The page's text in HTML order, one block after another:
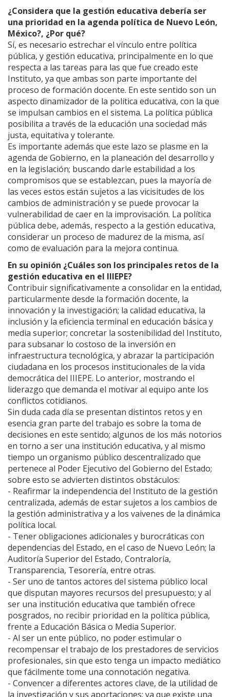
¿Considera que la gestión educativa debería ser
una prioridad en la agenda política de Nuevo León,
México?, ¿Por qué?
Sí, es necesario estrechar el vínculo entre política
pública, y gestión educativa, principalmente en lo que
respecta a las tareas para las que fue creado este
Instituto, ya que ambas son parte importante del
proceso de formación docente. En este sentido son un
aspecto dinamizador de la política educativa, con la que
se impulsan cambios en el sistema. La política pública
posibilita a través de la educación una sociedad más
justa, equitativa y tolerante.
Es importante además que este lazo se plasme en la
agenda de Gobierno, en la planeación del desarrollo y
en la legislación; buscando darle estabilidad a los
compromisos que se establezcan, pues la mayoría de
las veces estos están sujetos a las vicisitudes de los
cambios de administración y se puede provocar la
vulnerabilidad de caer en la improvisación. La política
pública debe, además, respecto a la gestión educativa,
considerar un proceso de madurez de la misma, así
como de evaluación para la mejora continua.
En su opinión ¿Cuáles son los principales retos de la
gestión educativa en el IIIEPE?
Contribuir significativamente a consolidar en la entidad,
particularmente desde la formación docente, la
innovación y la investigación; la calidad educativa, la
inclusión y la eficiencia terminal en educación básica y
media superior; concretar la sostenibilidad del Instituto,
para subsanar lo costoso de la inversión en
infraestructura tecnológica, y abrazar la participación
ciudadana en los procesos institucionales de la vida
democrática del IIIEPE. Lo anterior, mostrando el
liderazgo que demanda el motivar al equipo ante los
conflictos cotidianos.
Sin duda cada día se presentan distintos retos y en
esencia gran parte del trabajo es sobre la toma de
decisiones en este sentido; algunos de los más notorios
en torno a ser una institución educativa, y al mismo
tiempo un organismo público descentralizado que
pertenece al Poder Ejecutivo del Gobierno del Estado;
sobre esto se advierten distintos obstáculos:
- Reafirmar la independencia del Instituto de la gestión
centralizada, además de estar sujetos a los cambios de
la gestión administrativa y a los vaivenes de la dinámica
política local.
- Tener obligaciones adicionales y burocráticas con
dependencias del Estado, en el caso de Nuevo León; la
Auditoría Superior del Estado, Contraloría,
Transparencia, Tesorería, entre otras.
- Ser uno de tantos actores del sistema público local
que disputan mayores recursos del presupuesto; y al
ser una institución educativa que también ofrece
posgrados, no recibir prioridad en la política pública,
frente a Educación Básica o Media Superior.
- Al ser un ente público, no poder estimular o
recompensar el trabajo de los prestadores de servicios
profesionales, sin que esto tenga un impacto mediático
que fácilmente tome una connotación negativa.
- Convencer a diferentes actores clave, de la utilidad de
la investigación y sus aportaciones; ya que existe una